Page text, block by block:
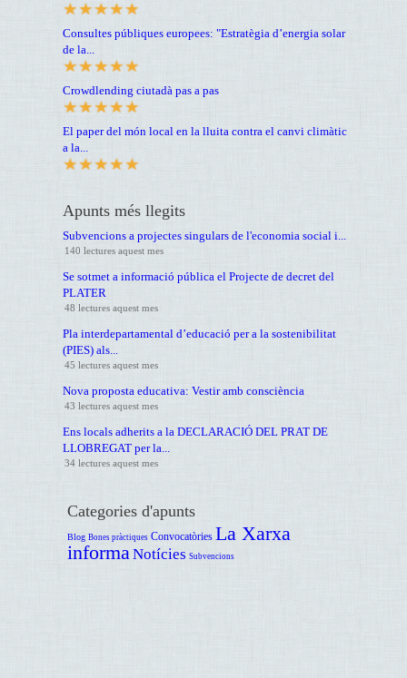
Consultes públiques europees: "Estratègia d’energia solar
de la...
Crowdlending ciutadà pas a pas
El paper del món local en la lluita contra el canvi climàtic
a la...
Apunts més llegits
Subvencions a projectes singulars de l'economia social i...
140 lectures aquest mes
Se sotmet a informació pública el Projecte de decret del
PLATER
48 lectures aquest mes
Pla interdepartamental d’educació per a la sostenibilitat
(PIES) als...
45 lectures aquest mes
Nova proposta educativa: Vestir amb consciència
43 lectures aquest mes
Ens locals adherits a la DECLARACIÓ DEL PRAT DE
LLOBREGAT per la...
34 lectures aquest mes
Categories d'apunts
Blog Bones pràctiques Convocatòries La Xarxa
informa Notícies Subvencions